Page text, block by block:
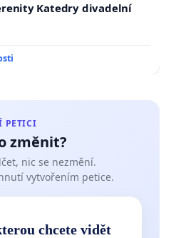
Katedry divadelní
PETICI
změnit?
nic se nezmění.
vytvořením petice.
chcete vidět